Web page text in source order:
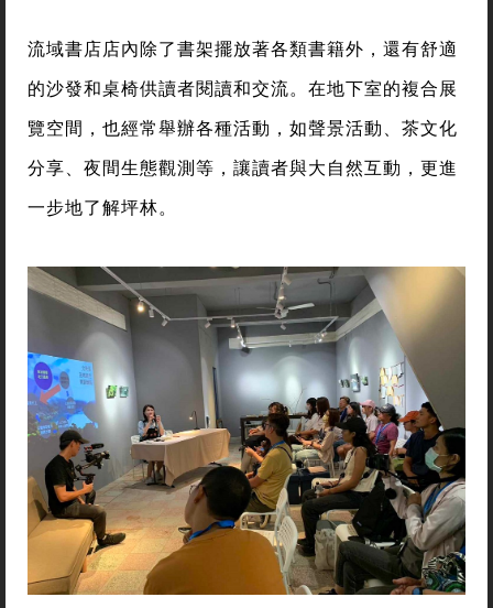
流域書店店內除了書架擺放著各類書籍外，還有舒適
的沙發和桌椅供讀者閱讀和交流。在地下室的複合展
覽空間，也經常舉辦各種活動，如聲景活動、茶文化
分享、夜間生態觀測等，讓讀者與大自然互動，更進
一步地了解坪林。